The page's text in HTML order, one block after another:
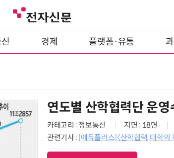
경제 플랫폼·유통
연도별 산학협력단 운영
카테고리 : 정보통신 지면 : 18면
관련기사 : [에듀플러스]〈산학협력, 대학